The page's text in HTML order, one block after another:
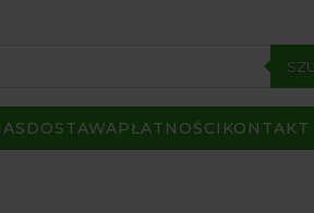
DOSTAWAPŁATNOŚCI KONTAKT